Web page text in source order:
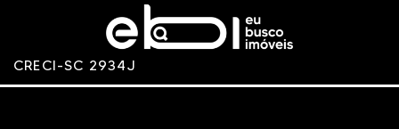
CRECI-SC 2934J